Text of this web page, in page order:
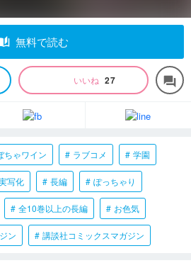
無料で読む
いいね 27 forum
ゃワイン ラブコメ 学園
写化 長編 ぽっちゃり
全10巻以上の長編 お色気
ン 講談社コミックスマガジン